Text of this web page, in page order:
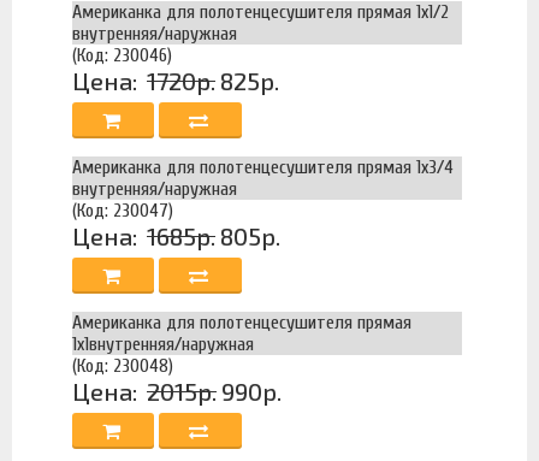
Американка для полотенцесушителя прямая 1х1/2
внутренняя/наружная
(Код: 230046)
Цена: 1720р. 825р.
Американка для полотенцесушителя прямая 1х3/4
внутренняя/наружная
(Код: 230047)
Цена: 1685р. 805р.
Американка для полотенцесушителя прямая
1х1внутренняя/наружная
(Код: 230048)
Цена: 2015р. 990р.